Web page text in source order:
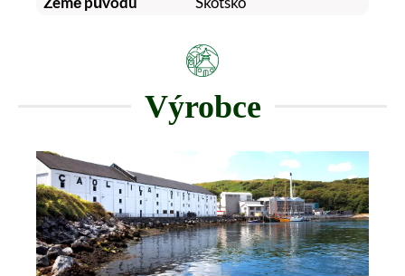
Výrobce